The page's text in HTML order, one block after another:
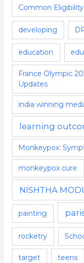
Common
developing
education
France Olympic
Updates
india winning
learning
Monkeypox:
monkeypox cure
NISHTHA
painting
rocketry
target teens